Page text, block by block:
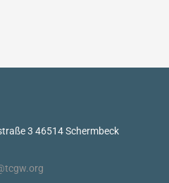
3 46514 Schermbeck